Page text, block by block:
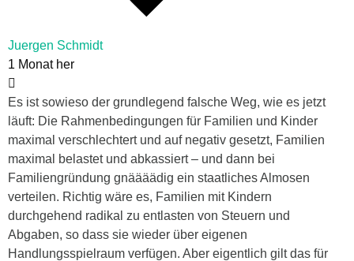
Juergen Schmidt
1 Monat her
Es ist sowieso der grundlegend falsche Weg, wie es jetzt
läuft: Die Rahmenbedingungen für Familien und Kinder
maximal verschlechtert und auf negativ gesetzt, Familien
maximal belastet und abkassiert – und dann bei
Familiengründung gnäääädig ein staatliches Almosen
verteilen. Richtig wäre es, Familien mit Kindern
durchgehend radikal zu entlasten von Steuern und
Abgaben, so dass sie wieder über eigenen
Handlungsspielraum verfügen. Aber eigentlich gilt das für